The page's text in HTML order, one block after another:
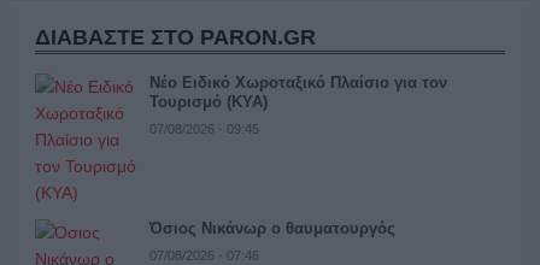
ΔΙΑΒΑΣΤΕ ΣΤΟ PARON.GR
Νέο Ειδικό Χωροταξικό Πλαίσιο για τον
Τουρισμό (ΚΥΑ)
07/08/2026 - 09:45
Όσιος Νικάνωρ ο θαυματουργός
07/08/2026 - 07:46